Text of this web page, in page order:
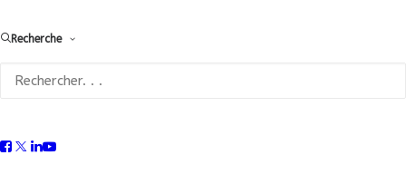
Recherche